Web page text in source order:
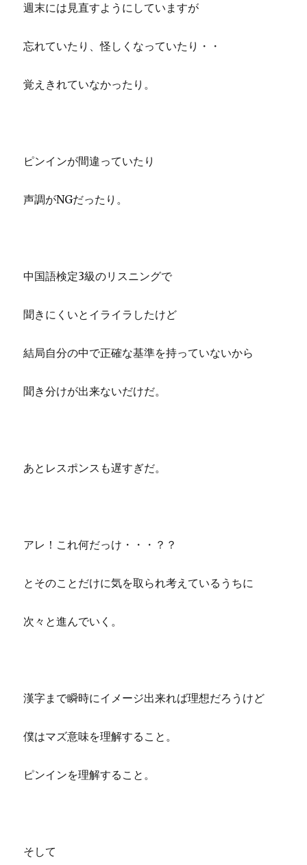
週末には見直すようにしていますが
忘れていたり、怪しくなっていたり・・
覚えきれていなかったり。
ピンインが間違っていたり
声調がNGだったり。
中国語検定3級のリスニングで
聞きにくいとイライラしたけど
結局自分の中で正確な基準を持っていないから
聞き分けが出来ないだけだ。
あとレスポンスも遅すぎだ。
アレ！これ何だっけ・・・？？
とそのことだけに気を取られ考えているうちに
次々と進んでいく。
漢字まで瞬時にイメージ出来れば理想だろうけど
僕はマズ意味を理解すること。
ピンインを理解すること。
そして